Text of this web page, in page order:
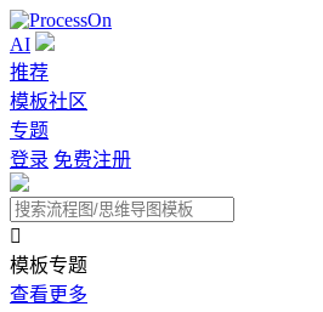
AI
推荐
模板社区
专题
登录 免费注册

模板专题
查看更多